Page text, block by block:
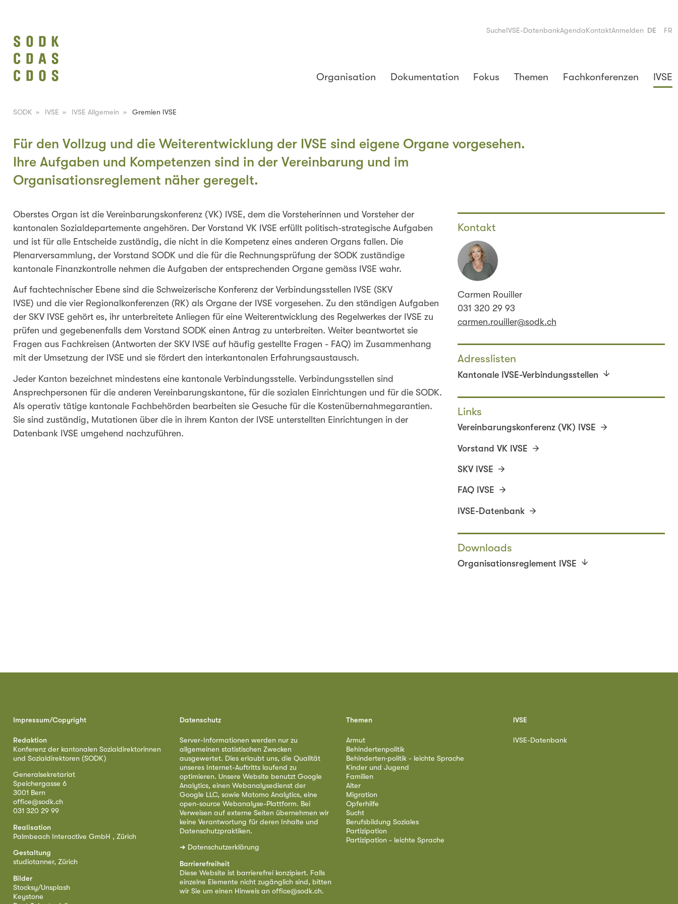
SucheIVSE-DatenbankAgendaKontaktAnmelden DE FR
Organisation Dokumentation Fokus Themen Fachkonferenzen IVSE
SODK » IVSE » IVSE Allgemein » Gremien IVSE
Für den Vollzug und die Weiterentwicklung der IVSE sind eigene Organe vorgesehen.
Ihre Aufgaben und Kompetenzen sind in der Vereinbarung und im
Organisationsreglement näher geregelt.
Oberstes Organ ist die Vereinbarungskonferenz (VK) IVSE, dem die Vorsteherinnen und Vorsteher der
kantonalen Sozialdepartemente angehören. Der Vorstand VK IVSE erfüllt politisch-strategische Aufgaben
und ist für alle Entscheide zuständig, die nicht in die Kompetenz eines anderen Organs fallen. Die
Plenarversammlung, der Vorstand SODK und die für die Rechnungsprüfung der SODK zuständige
kantonale Finanzkontrolle nehmen die Aufgaben der entsprechenden Organe gemäss IVSE wahr.
Auf fachtechnischer Ebene sind die Schweizerische Konferenz der Verbindungsstellen IVSE (SKV
IVSE) und die vier Regionalkonferenzen (RK) als Organe der IVSE vorgesehen. Zu den ständigen Aufgaben
der SKV IVSE gehört es, ihr unterbreitete Anliegen für eine Weiterentwicklung des Regelwerkes der IVSE zu
prüfen und gegebenenfalls dem Vorstand SODK einen Antrag zu unterbreiten. Weiter beantwortet sie
Fragen aus Fachkreisen (Antworten der SKV IVSE auf häufig gestellte Fragen - FAQ) im Zusammenhang
mit der Umsetzung der IVSE und sie fördert den interkantonalen Erfahrungsaustausch.
Jeder Kanton bezeichnet mindestens eine kantonale Verbindungsstelle. Verbindungsstellen sind
Ansprechpersonen für die anderen Vereinbarungskantone, für die sozialen Einrichtungen und für die SODK.
Als operativ tätige kantonale Fachbehörden bearbeiten sie Gesuche für die Kostenübernahmegarantien.
Sie sind zuständig, Mutationen über die in ihrem Kanton der IVSE unterstellten Einrichtungen in der
Datenbank IVSE umgehend nachzuführen.
Kontakt
Carmen Rouiller
031 320 29 93
carmen.rouiller@sodk.ch
Adresslisten
Kantonale IVSE-Verbindungsstellen
Links
Vereinbarungskonferenz (VK) IVSE
Vorstand VK IVSE
SKV IVSE
FAQ IVSE
IVSE-Datenbank
Downloads
Organisationsreglement IVSE
Impressum/Copyright
Redaktion
Konferenz der kantonalen Sozialdirektorinnen
und Sozialdirektoren (SODK)
Generalsekretariat
Speichergasse 6
3001 Bern
office@sodk.ch
031 320 29 99
Realisation
Palmbeach Interactive GmbH , Zürich
Gestaltung
studiotanner, Zürich
Bilder
Stocksy/Unsplash
Keystone
Datenschutz
Server-Informationen werden nur zu
allgemeinen statistischen Zwecken
ausgewertet. Dies erlaubt uns, die Qualität
unseres Internet-Auftritts laufend zu
optimieren. Unsere Website benutzt Google
Analytics, einen Webanalysedienst der
Google LLC, sowie Matomo Analytics, eine
open-source Webanalyse-Plattform. Bei
Verweisen auf externe Seiten übernehmen wir
keine Verantwortung für deren Inhalte und
Datenschutzpraktiken.
➜ Datenschutzerklärung
Barrierefreiheit
Diese Website ist barrierefrei konzipiert. Falls
einzelne Elemente nicht zugänglich sind, bitten
wir Sie um einen Hinweis anoffice@sodk.ch.
Themen
Armut
Behindertenpolitik
Behinderten·politik - leichte Sprache
Kinder und Jugend
Familien
Alter
Migration
Opferhilfe
Sucht
Berufsbildung Soziales
Partizipation
Partizipation - leichte Sprache
IVSE
IVSE-Datenbank